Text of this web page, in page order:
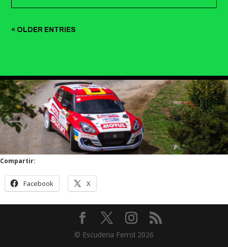
« OLDER ENTRIES
Compartir:
Facebook X
© Escuderia Ferrol 2026